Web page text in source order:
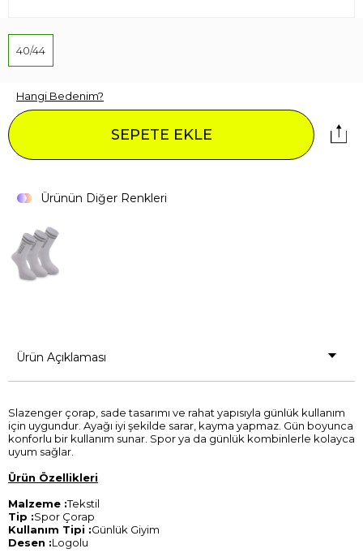
40/44
Hangi Bedenim?
SEPETE EKLE
Ürünün Diğer Renkleri
Ürün Açıklaması
Slazenger çorap, sade tasarımı ve rahat yapısıyla günlük kullanım
için uygundur. Ayağı iyi şekilde sarar, kayma yapmaz. Gün boyunca
konforlu bir kullanım sunar. Spor ya da günlük kombinlerle kolayca
uyum sağlar.
Ürün Özellikleri
Malzeme :Tekstil
Tip :Spor Çorap
Kullanım Tipi :Günlük Giyim
Desen :Logolu